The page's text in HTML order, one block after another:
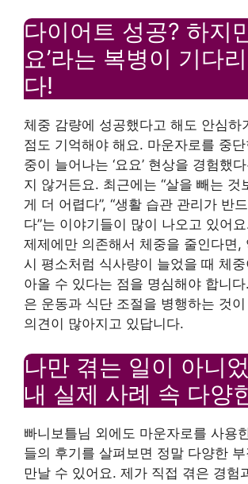
다이어트 성공? 하지
요’라는 복병이 기다
다!
체중 감량에 성공했다고 해도 안심하
점도 기억해야 해요. 마운자로를 중
중이 늘어나는 ‘요요’ 현상을 경험했
지 않거든요. 최근에는 “살을 빼는 것
게 더 어렵다”, “생활 습관 관리가 반
다”는 이야기들이 많이 나오고 있어
제제에만 의존해서 체중을 줄인다면,
시 평소처럼 식사량이 늘었을 때 체
아올 수 있다는 점을 명심해야 합니
은 운동과 식단 조절을 병행하는 것
의견이 많아지고 있답니다.
나만 겪는 일이 아니
내 실제 사례 속 다양
빠니보틀님 외에도 마운자로를 사용
들의 후기를 살펴보면 정말 다양한
만날 수 있어요. 제가 직접 겪은 경험